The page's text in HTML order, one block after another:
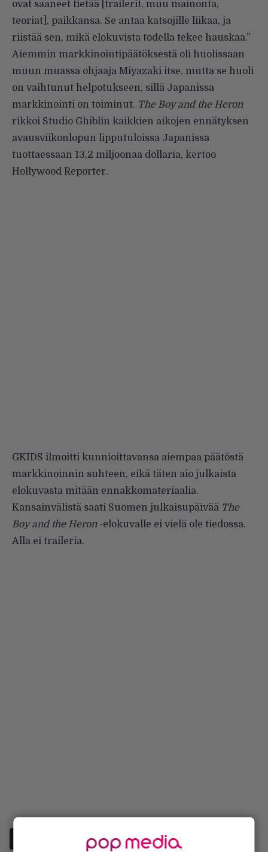
ovat saaneet tietää [trailerit, muu mainonta,
teoriat], paikkansa. Se antaa katsojille liikaa, ja
riistää sen, mikä elokuvista todella tekee hauskaa.”
Aiemmin markkinointipäätöksestä oli huolissaan
muun muassa ohjaaja Miyazaki itse, mutta se huoli
on vaihtunut helpotukseen, sillä Japanissa
markkinointi on toiminut. The Boy and the Heron
rikkoi Studio Ghiblin kaikkien aikojen ennätyksen
avausviikonlopun lipputuloissa Japanissa
tuottaessaan 13,2 miljoonaa dollaria, kertoo
Hollywood Reporter.
GKIDS ilmoitti kunnioittavansa aiempaa päätöstä
markkinoinnin suhteen, eikä täten aio julkaista
elokuvasta mitään ennakkomateriaalia.
Kansainvälistä saati Suomen julkaisupäivää The
Boy and the Heron-elokuvalle ei vielä ole tiedossa.
Alla ei traileria.
Lisää Episodi Googlen suosituksi lähteeksi